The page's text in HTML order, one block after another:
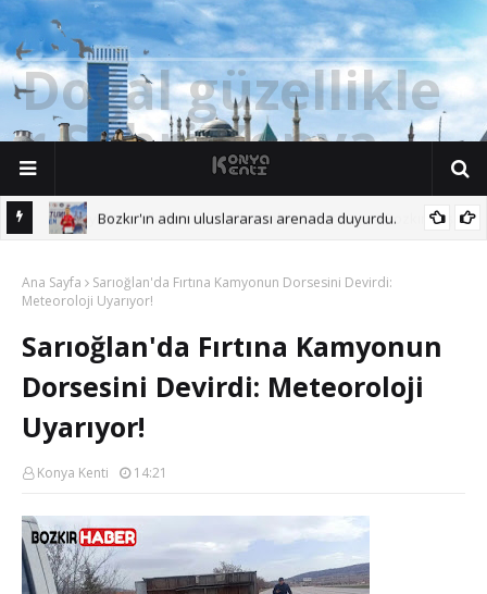
Doğalgüzellikle
rŞehriKonya
Bozkır'ın adını uluslararası arenada duyurdu.
Ana Sayfa
Sarıoğlan'da Fırtına Kamyonun Dorsesini Devirdi:
Meteoroloji Uyarıyor!
Sarıoğlan'da Fırtına Kamyonun
Dorsesini Devirdi: Meteoroloji
Uyarıyor!
Konya Kenti 14:21